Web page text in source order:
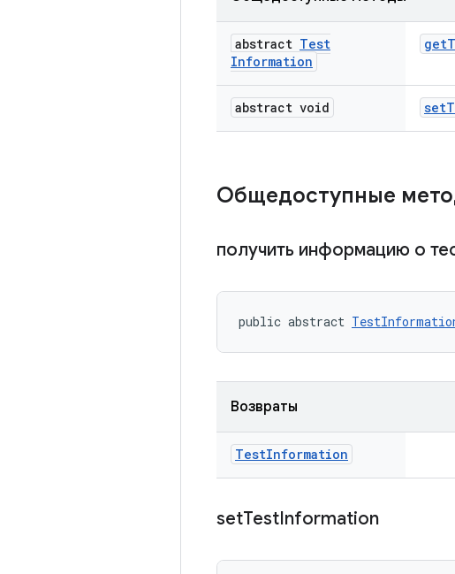
abstract Test
Information
get
abstract void set
Общедоступные
получить информацию о
public abstract
Возвраты
TestInformation
setTestInformation